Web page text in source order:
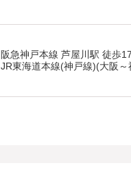
阪急神戸本線 芦屋川駅 徒歩
JR東海道本線(神戸線)(大阪